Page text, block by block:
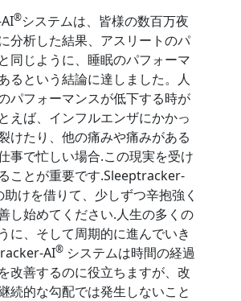
®システムは、皆様の数百万夜
分析した結果、アスリートのパ
同じように、睡眠のパフォーマ
るという結論に達しました。人
パフォーマンスが低下する時が
えば、インフルエンザにかかっ
けたり、他の痛みや痛みがある
事で忙しい場合.この現実を受け
ことが重要です.Sleeptracker-
助けを借りて、少しずつ辛抱強く
し始めてください.人生の多くの
に、そして周期的に進んでいき
AI® システムは時間の経過
改善するのに役立ちますが、改
続的な勾配では発生しないこと